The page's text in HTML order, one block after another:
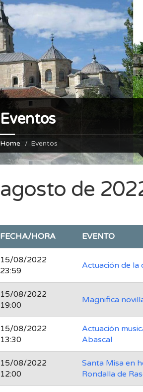
Eventos
Home Eventos
agosto de
FECHA/HORA EVENTO
15/08/2022
23:59
Actuación de la
15/08/2022
19:00
Magnifica
15/08/2022
13:30
Actuación
Abascal
15/08/2022
12:00
Santa Misa en
Rondalla de